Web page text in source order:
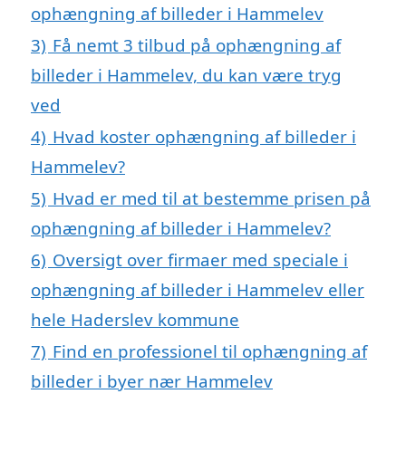
ophængning af billeder i Hammelev
3) Få nemt 3 tilbud på ophængning af
billeder i Hammelev, du kan være tryg
ved
4) Hvad koster ophængning af billeder i
Hammelev?
5) Hvad er med til at bestemme prisen på
ophængning af billeder i Hammelev?
6) Oversigt over firmaer med speciale i
ophængning af billeder i Hammelev eller
hele Haderslev kommune
7) Find en professionel til ophængning af
billeder i byer nær Hammelev